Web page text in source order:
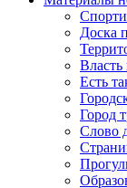
Доска
Власть
Есть
Город
Слово